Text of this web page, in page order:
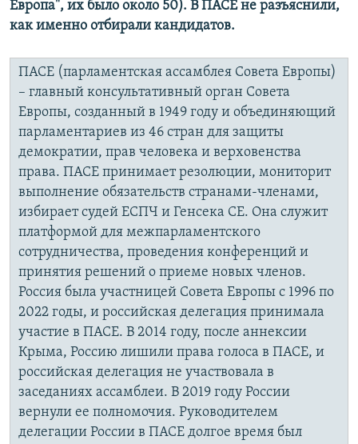
Европа", их было около 50). В ПАСЕ не разъяснили,
как именно отбирали кандидатов.
ПАСЕ (парламентская ассамблея Совета Европы)
– главный консультативный орган Совета
Европы, созданный в 1949 году и объединяющий
парламентариев из 46 стран для защиты
демократии, прав человека и верховенства
права. ПАСЕ принимает резолюции, мониторит
выполнение обязательств странами-членами,
избирает судей ЕСПЧ и Генсека СЕ. Она служит
платформой для межпарламентского
сотрудничества, проведения конференций и
принятия решений о приеме новых членов.
Россия была участницей Совета Европы с 1996 по
2022 годы, и российская делегация принимала
участие в ПАСЕ. В 2014 году, после аннексии
Крыма, Россию лишили права голоса в ПАСЕ, и
российская делегация не участвовала в
заседаниях ассамблеи. В 2019 году России
вернули ее полномочия. Руководителем
делегации России в ПАСЕ долгое время был